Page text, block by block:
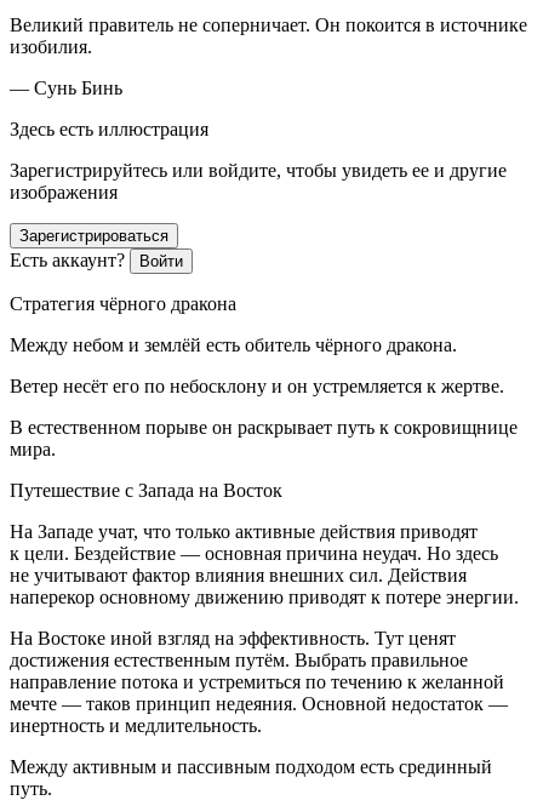
Великий правитель не соперничает. Он покоится в источнике
изобилия.
— Сунь Бинь
Здесь есть иллюстрация
Зарегистрируйтесь или войдите, чтобы увидеть ее и другие
изображения
Зарегистрироваться
Есть аккаунт? Войти
Стратегия чёрного дракона
Между небом и землёй есть обитель чёрного дракона.
Ветер несёт его по небосклону и он устремляется к жертве.
В естественном порыве он раскрывает путь к сокровищнице
мира.
Путешествие с Запада на Восток
На Западе учат, что только активные действия приводят
к цели. Бездействие — основная причина неудач. Но здесь
не учитывают фактор влияния внешних сил. Действия
наперекор основному движению приводят к потере энергии.
На Востоке иной взгляд на эффективность. Тут ценят
достижения естественным путём. Выбрать правильное
направление потока и устремиться по течению к желанной
мечте — таков принцип недеяния. Основной недостаток —
инертность и медлительность.
Между активным и пассивным подходом есть срединный
путь.